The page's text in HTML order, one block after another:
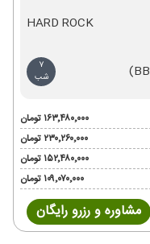
HARD ROCK
7
شب
۱۶۳٬۴۸۰٬۰۰۰ تومان
۲۳۰٬۲۶۰٬۰۰۰ تومان
۱۵۲٬۴۸۰٬۰۰۰ تومان
۱۰۹٬۰۷۰٬۰۰۰ تومان
مشاوره و رزرو رایگان